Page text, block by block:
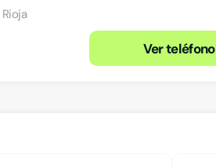
Ver teléfono